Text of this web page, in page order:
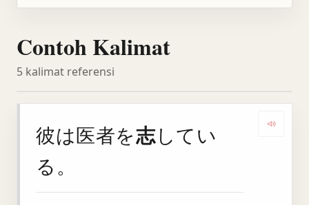
Contoh Kalimat
5 kalimat referensi
彼は医者を志してい
る。